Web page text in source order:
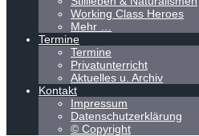
Working Class Heroes
Mehr …
Termine
Termine
Privatunterricht
Aktuelles u. Archiv
Kontakt
Impressum
Datenschutzerklärung
© Copyright